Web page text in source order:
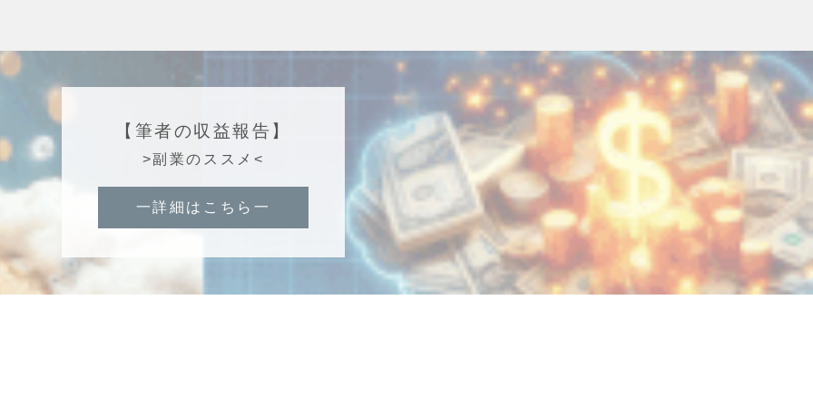
【筆者の収益報告】
>副業のススメ<
一詳細はこちら一